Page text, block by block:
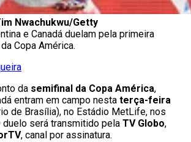
Nwachukwu/Getty
e Canadá duelam pela primeira
Copa América.
da semifinal da Copa América,
dá entram em campo nesta terça-feira
de Brasília), no Estádio MetLife, nos
duelo será transmitido pela TV Globo,
, canal por assinatura.